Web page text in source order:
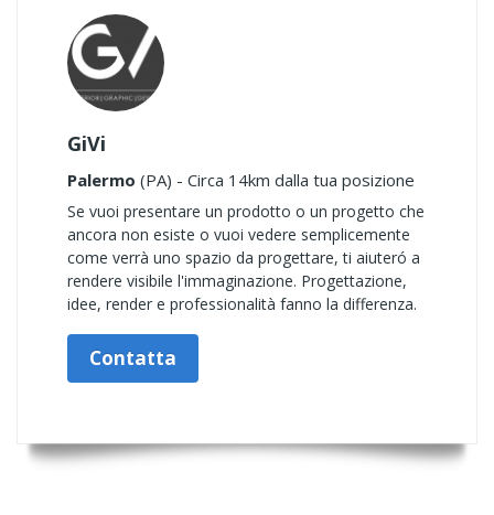
GiVi
Palermo (PA) - Circa 14km dalla tua posizione
Se vuoi presentare un prodotto o un progetto che
ancora non esiste o vuoi vedere semplicemente
come verrà uno spazio da progettare, ti aiuteró a
rendere visibile l'immaginazione. Progettazione,
idee, render e professionalità fanno la differenza.
Contatta